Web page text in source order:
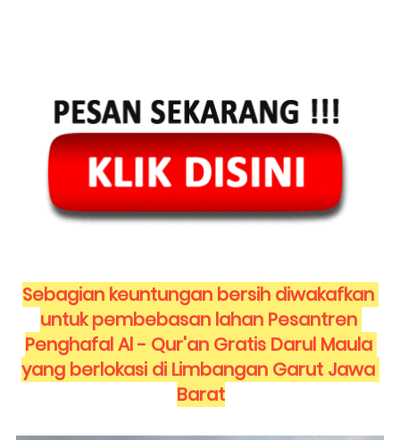
Sebagian keuntungan bersih diwakafkan
untuk pembebasan lahan Pesantren
Penghafal Al - Qur'an Gratis Darul Maula
yang berlokasi di Limbangan Garut Jawa
Barat